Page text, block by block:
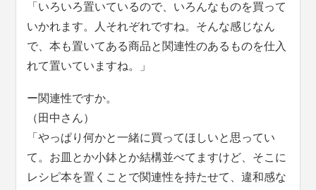
「いろいろ置いているので、いろんなものを買って
いかれます。人それぞれですね。そんな感じなん
で、本も置いてある商品と関連性のあるものを仕入
れて置いていますね。」
ー関連性ですか。
（田中さん）
「やっぱり何かと一緒に買ってほしいと思ってい
て。お皿とか小鉢とか結構並べてますけど、そこに
レシピ本を置くことで関連性を持たせて、違和感な